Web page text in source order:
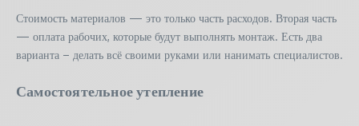
Стоимость материалов — это только часть расходов. Вторая часть
— оплата рабочих, которые будут выполнять монтаж. Есть два
варианта – делать всё своими руками или нанимать специалистов.
Самостоятельное утепление